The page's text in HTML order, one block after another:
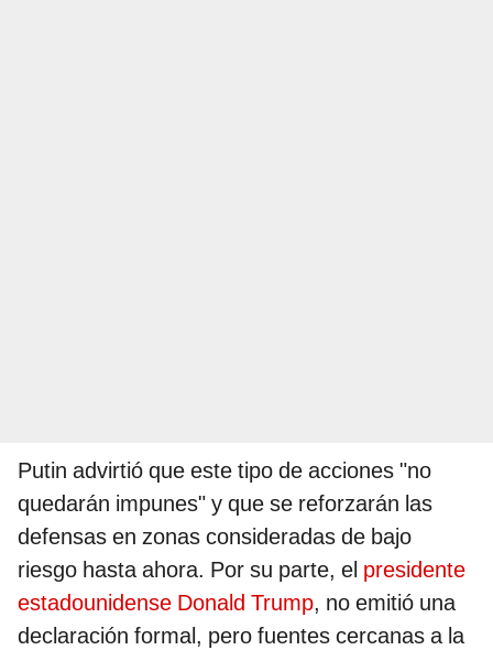
Putin advirtió que este tipo de acciones "no
quedarán impunes" y que se reforzarán las
defensas en zonas consideradas de bajo
riesgo hasta ahora. Por su parte, el presidente
estadounidense Donald Trump, no emitió una
declaración formal, pero fuentes cercanas a la